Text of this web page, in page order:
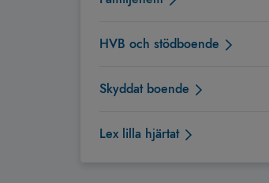
HVB och stödboende
Skyddat boende
Lex lilla hjärtat